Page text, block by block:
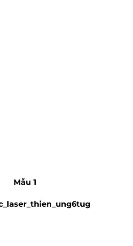
Mẫu 1